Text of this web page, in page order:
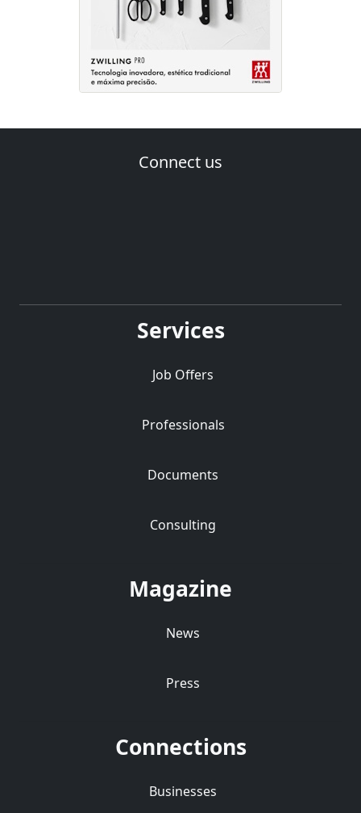
Connect us
Services
Job Offers
Professionals
Documents
Consulting
Magazine
News
Press
Connections
Businesses